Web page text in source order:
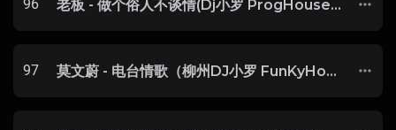
96 老板 - 做个俗人不谈情(Dj小罗 ProgHouse Rmx 2024)
97 莫文蔚 - 电台情歌（柳州DJ小罗 FunKyHouse Mix）